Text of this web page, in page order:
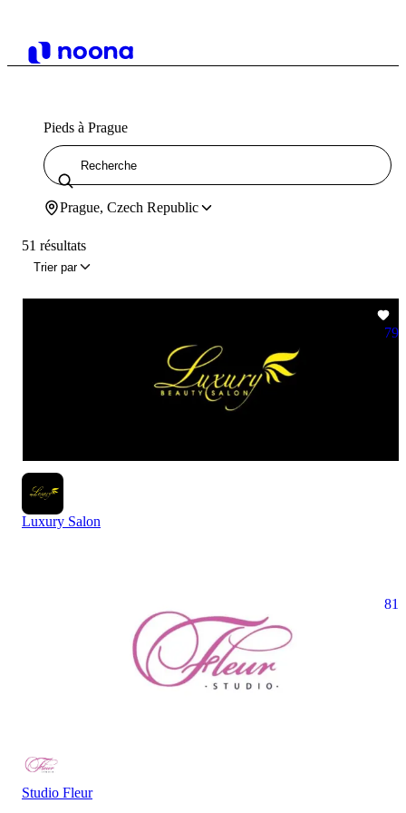
Pieds à Prague
Prague, Czech Republic
51 résultats
Trier par
79
Luxury Salon
81
Studio Fleur